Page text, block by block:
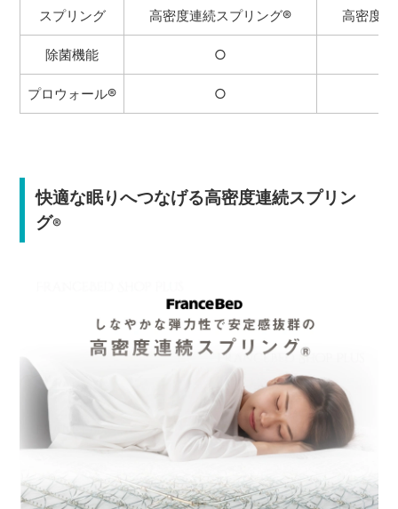
スプリング 高密度連続スプリング® 高密度
除菌機能 ○
プロウォール® ○
快適な眠りへつなげる高密度連続スプリン
グ®